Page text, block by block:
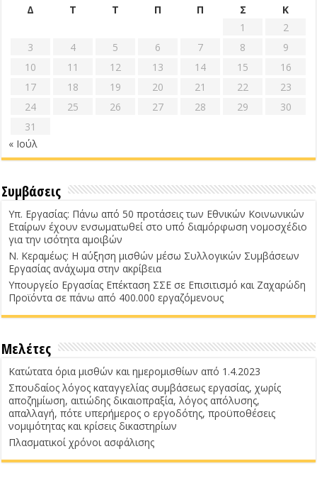
Δ
Τ Τ Π Π Σ
Κ
1
2
3
4 5 6 7 8
9
10
11 12 13 14 15
16
17
18 19 20 21 22
23
24
25 26 27 28 29
30
31
« Ιούλ
Συμβάσεις
Υπ. Εργασίας: Πάνω από 50 προτάσεις των Εθνικών Κοινωνικών
Εταίρων έχουν ενσωματωθεί στο υπό διαμόρφωση νομοσχέδιο
για την ισότητα αμοιβών
Ν. Κεραμέως: Η αύξηση μισθών μέσω Συλλογικών Συμβάσεων
Εργασίας ανάχωμα στην ακρίβεια
Υπουργείο Εργασίας Επέκταση ΣΣΕ σε Επισιτισμό και Ζαχαρώδη
Προϊόντα σε πάνω από 400.000 εργαζόμενους
Μελέτες
Κατώτατα όρια μισθών και ημερομισθίων από 1.4.2023
Σπουδαίος λόγος καταγγελίας συμβάσεως εργασίας, χωρίς
αποζημίωση, αιτιώδης δικαιοπραξία, λόγος απόλυσης,
απαλλαγή, πότε υπερήμερος ο εργοδότης, προϋποθέσεις
νομιμότητας και κρίσεις δικαστηρίων
Πλασματικοί χρόνοι ασφάλισης